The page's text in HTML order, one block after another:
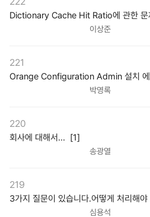
Dictionary Cache Hit Ratio에 관한 문
이상준
221
Orange Configuration Admin 설치
박영록
220
회사에 대해서... [1]
송광열
219
3가지 질문이 있습니다.어떻게 처리해야
심용석